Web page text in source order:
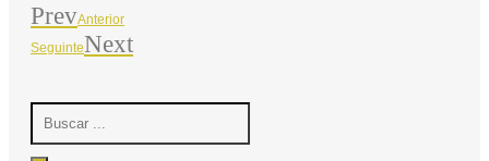
PrevAnterior
SeguinteNext
Search